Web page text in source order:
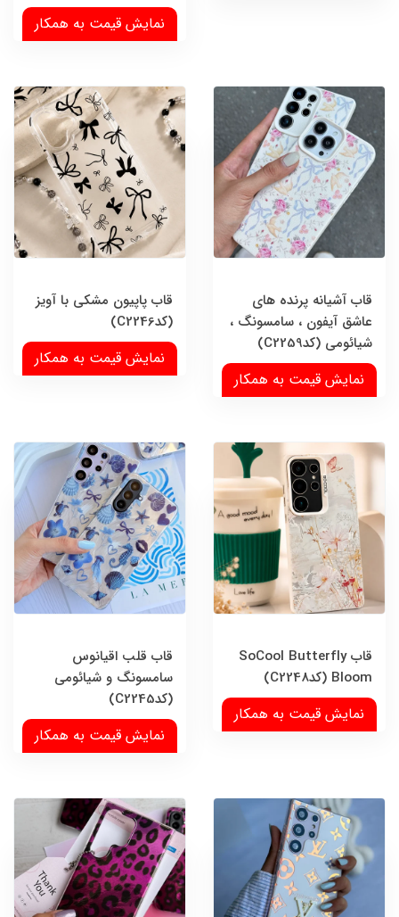
نمایش قیمت به همکار
قاب آشیانه پرنده های
عاشق آیفون ، سامسونگ ،
شیائومی (کدC2259)
نمایش قیمت به همکار
قاب پاپیون مشکی با آویز
(کدC2246)
نمایش قیمت به همکار
قاب SoCool Butterfly
Bloom (کدC2248)
نمایش قیمت به همکار
قاب قلب اقیانوس
سامسونگ و شیائومی
(کدC2245)
نمایش قیمت به همکار